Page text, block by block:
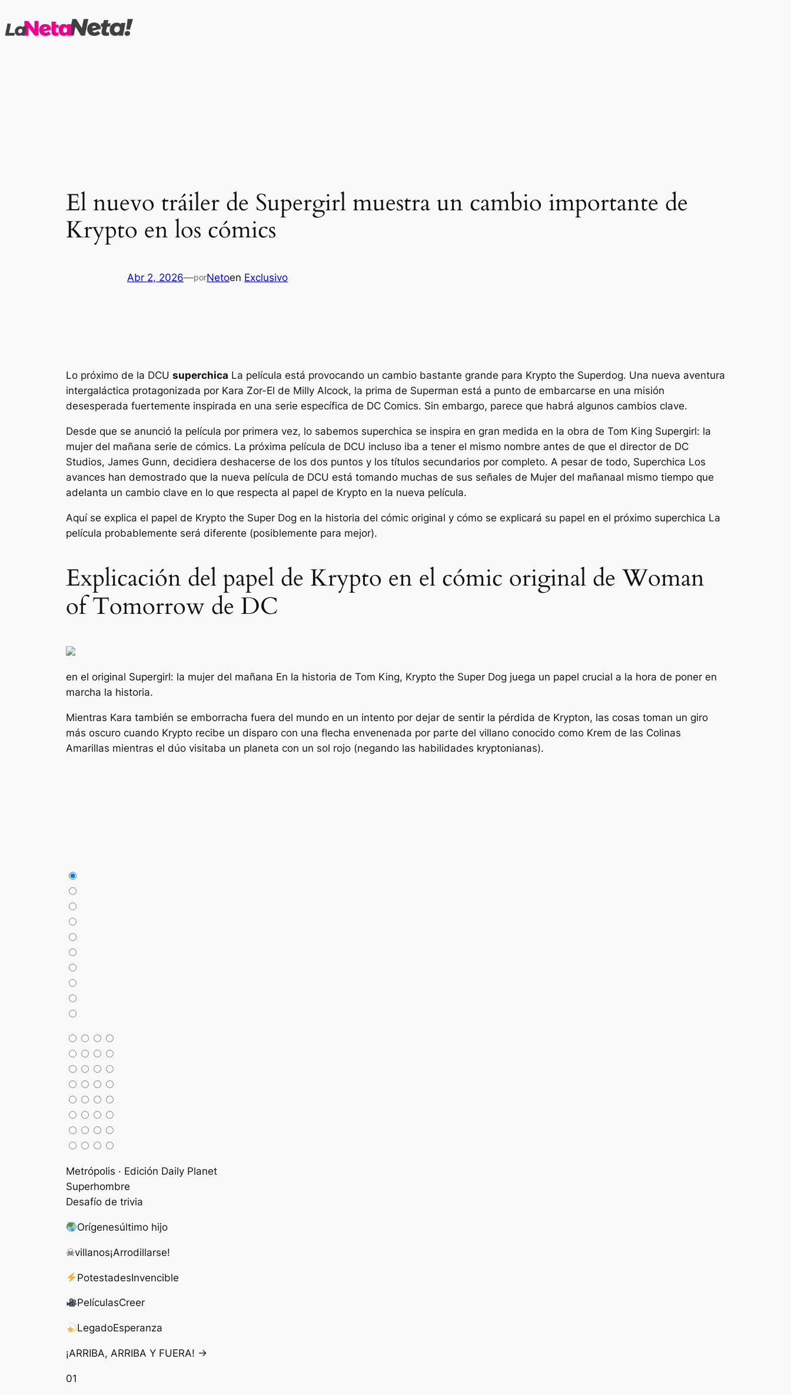
al
El nuevo tráiler de Supergirl muestra un cambio importante de
Krypto en los cómics
Abr 2, 2026—porNetoen Exclusivo
Lo próximo de la DCU superchica La película está provocando un cambio bastante grande para Krypto the Superdog. Una nueva aventura
intergaláctica protagonizada por Kara Zor-El de Milly Alcock, la prima de Superman está a punto de embarcarse en una misión
desesperada fuertemente inspirada en una serie específica de DC Comics. Sin embargo, parece que habrá algunos cambios clave.
Desde que se anunció la película por primera vez, lo sabemos superchica se inspira en gran medida en la obra de Tom King Supergirl: la
mujer del mañana serie de cómics. La próxima película de DCU incluso iba a tener el mismo nombre antes de que el director de DC
Studios, James Gunn, decidiera deshacerse de los dos puntos y los títulos secundarios por completo. A pesar de todo, Superchica Los
avances han demostrado que la nueva película de DCU está tomando muchas de sus señales de Mujer del mañanaal mismo tiempo que
adelanta un cambio clave en lo que respecta al papel de Krypto en la nueva película.
Aquí se explica el papel de Krypto the Super Dog en la historia del cómic original y cómo se explicará su papel en el próximo superchica La
película probablemente será diferente (posiblemente para mejor).
Explicación del papel de Krypto en el cómic original de Woman
of Tomorrow de DC
en el original Supergirl: la mujer del mañana En la historia de Tom King, Krypto the Super Dog juega un papel crucial a la hora de poner en
marcha la historia.
Mientras Kara también se emborracha fuera del mundo en un intento por dejar de sentir la pérdida de Krypton, las cosas toman un giro
más oscuro cuando Krypto recibe un disparo con una flecha envenenada por parte del villano conocido como Krem de las Colinas
Amarillas mientras el dúo visitaba un planeta con un sol rojo (negando las habilidades kryptonianas).
Metrópolis · Edición Daily Planet
Superhombre
Desafío de trivia
Orígenesúltimo hijo
☠villanos¡Arrodillarse!
PotestadesInvencible
PelículasCreer
LegadoEsperanza
¡ARRIBA, ARRIBA Y FUERA! →
01